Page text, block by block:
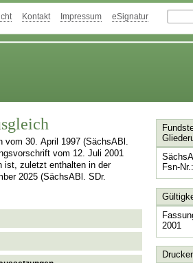
Kontakt Impressum eSignatur
vom 30. April 1997 (SächsABl.
vom 12. Juli 2001
ist, zuletzt enthalten in der
2025 (SächsABl. SDr.
Fsn-
2001